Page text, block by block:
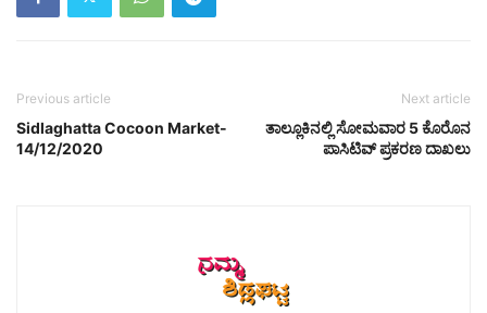
Previous article
Sidlaghatta Cocoon Market-
14/12/2020
Next article
ತಾಲ್ಲೂಕಿನಲ್ಲಿ ಸೋಮವಾರ 5 ಕೊರೊನ
ಪಾಸಿಟಿವ್ ಪ್ರಕರಣ ದಾಖಲು